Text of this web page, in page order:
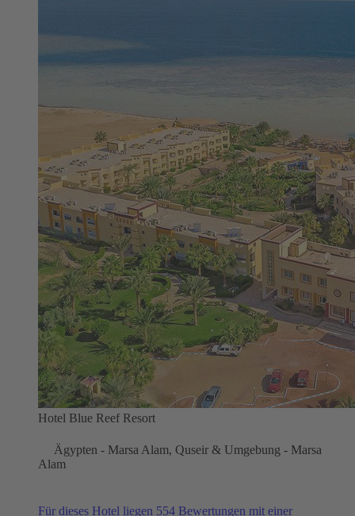
Hotel Blue Reef Resort
Ägypten - Marsa Alam, Quseir & Umgebung - Marsa
Alam
Für dieses Hotel liegen 554 Bewertungen mit einer